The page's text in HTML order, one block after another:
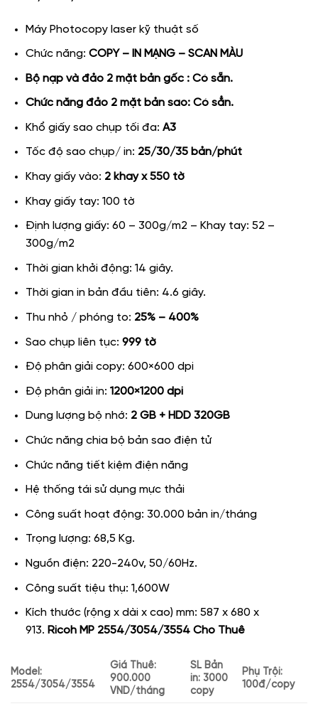
Máy Photocopy laser kỹ thuật số
Chức năng: COPY – IN MẠNG – SCAN MÀU
Bộ nạp và đảo 2 mặt bản gốc : Có sẵn.
Chức năng đảo 2 mặt bản sao: Có sẳn.
Khổ giấy sao chụp tối đa: A3
Tốc độ sao chụp/ in: 25/30/35 bản/phút
Khay giấy vào: 2 khay x 550 tờ
Khay giấy tay: 100 tờ
Định lượng giấy: 60 – 300g/m2 – Khay tay: 52 –
300g/m2
Thời gian khởi động: 14 giây.
Thời gian in bản đầu tiên: 4.6 giây.
Thu nhỏ / phóng to: 25% – 400%
Sao chụp liên tục: 999 tờ
Độ phân giải copy: 600×600 dpi
Độ phân giải in: 1200×1200 dpi
Dung lượng bộ nhớ: 2 GB + HDD 320GB
Chức năng chia bộ bản sao điện tử
Chức năng tiết kiệm điện năng
Hệ thống tái sử dụng mực thải
Công suất hoạt động: 30.000 bản in/tháng
Trọng lượng: 68,5 Kg.
Nguồn điện: 220-240v, 50/60Hz.
Công suất tiệu thụ: 1,600W
Kích thước (rộng x dài x cao) mm: 587 x 680 x
913. Ricoh MP 2554/3054/3554 Cho Thuê
Model:
2554/3054/3554
Giá Thuê:
900.000
VND/tháng
SL Bản
in: 3000
copy
Phụ Trội:
100đ/copy